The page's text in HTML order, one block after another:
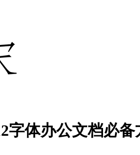
字体办公文档必备